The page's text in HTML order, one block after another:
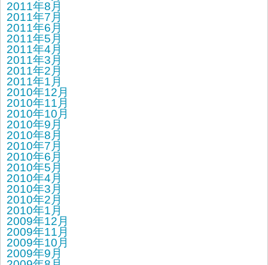
2011年8月
2011年7月
2011年6月
2011年5月
2011年4月
2011年3月
2011年2月
2011年1月
2010年12月
2010年11月
2010年10月
2010年9月
2010年8月
2010年7月
2010年6月
2010年5月
2010年4月
2010年3月
2010年2月
2010年1月
2009年12月
2009年11月
2009年10月
2009年9月